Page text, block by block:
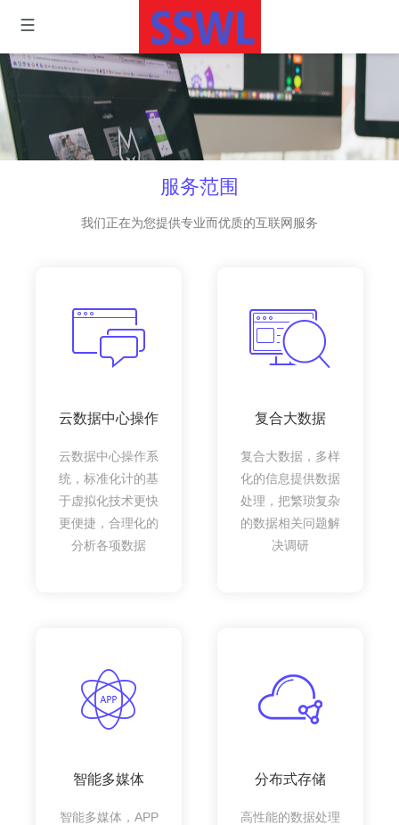
服务范围
我们正在为您提供专业而优质的互联网服务
云数据中心操作
云数据中心操作系
统，标准化计的基
于虚拟化技术更快
更便捷，合理化的
分析各项数据
复合大数据
复合大数据，多样
化的信息提供数据
处理，把繁琐复杂
的数据相关问题解
决调研
智能多媒体
智能多媒体，APP
分布式存储
高性能的数据处理